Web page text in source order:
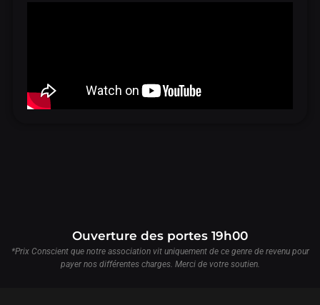
Ouverture des portes 19h00
*Prix Conscient que notre association vit uniquement de ce genre de revenu pour
payer nos différentes charges. Merci de votre soutien.